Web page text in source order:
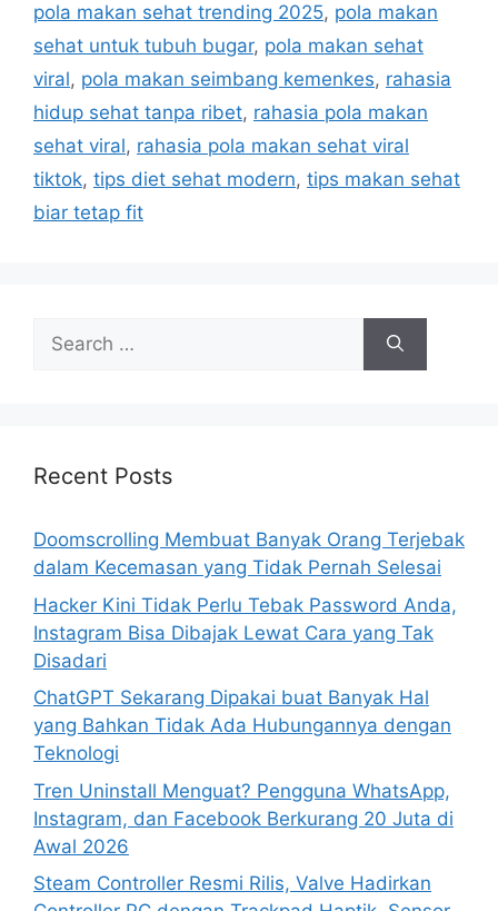
pola makan sehat trending 2025, pola makan
sehat untuk tubuh bugar, pola makan sehat
viral, pola makan seimbang kemenkes, rahasia
hidup sehat tanpa ribet, rahasia pola makan
sehat viral, rahasia pola makan sehat viral
tiktok, tips diet sehat modern, tips makan sehat
biar tetap fit
h
r
:
Recent Posts
Doomscrolling Membuat Banyak Orang Terjebak
dalam Kecemasan yang Tidak Pernah Selesai
Hacker Kini Tidak Perlu Tebak Password Anda,
Instagram Bisa Dibajak Lewat Cara yang Tak
Disadari
ChatGPT Sekarang Dipakai buat Banyak Hal
yang Bahkan Tidak Ada Hubungannya dengan
Teknologi
Tren Uninstall Menguat? Pengguna WhatsApp,
Instagram, dan Facebook Berkurang 20 Juta di
Awal 2026
Steam Controller Resmi Rilis, Valve Hadirkan